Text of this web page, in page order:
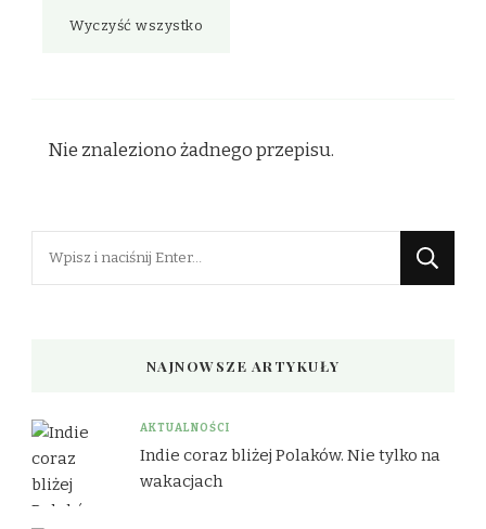
Wyczyść wszystko
Nie znaleziono żadnego przepisu.
NAJNOWSZE ARTYKUŁY
AKTUALNOŚCI
Indie coraz bliżej Polaków. Nie tylko na
wakacjach